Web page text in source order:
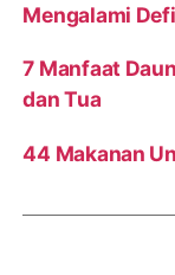
Mengalami
7 Manfaat
dan Tua
44 Makanan